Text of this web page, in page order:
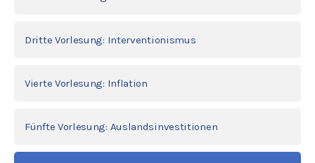
Dritte Vorlesung: Interventionismus
Vierte Vorlesung: Inflation
Fünfte Vorlesung: Auslandsinvestitionen